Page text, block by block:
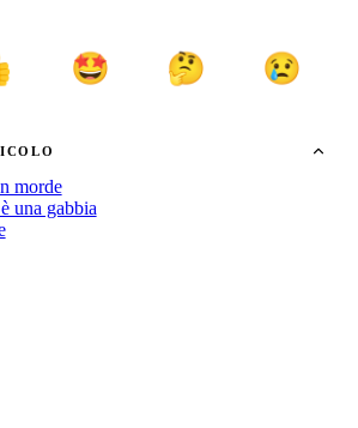
🤩 🤔 😢
morde
una gabbia